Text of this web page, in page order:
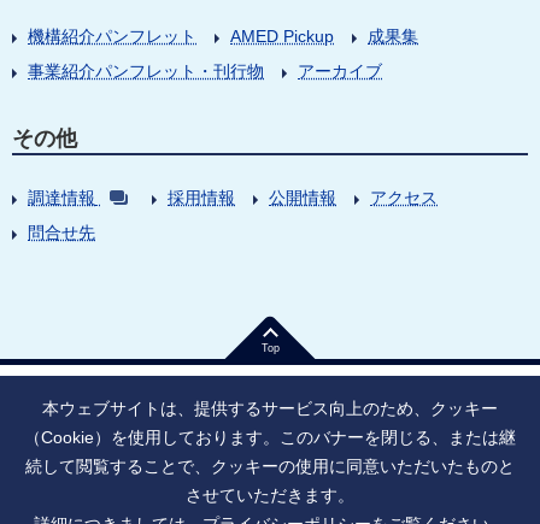
機構紹介パンフレット AMED Pickup
成果集
事業紹介パンフレット・刊行物
アーカイブ
その他
調達情報 採用情報 公開情報
アクセス
問合せ先
Top
法人番号：9010005023796 東京都千代田区大手町1丁目7番1号
寄附のお願い
ご利用上の注意
本ウェブサイトは、提供するサービス向上のため、クッキー
（Cookie）を使用しております。このバナーを閉じる、または継
続して閲覧することで、クッキーの使用に同意いただいたものと
させていただきます。